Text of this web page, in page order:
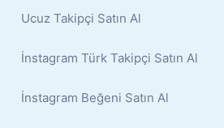
Ucuz Takipçi Satın Al
İnstagram Türk Takipçi Satın Al
İnstagram Beğeni Satın Al